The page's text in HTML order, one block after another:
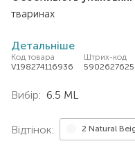
тваринах
Детальніше
Код товара
V198274116936
Штрих-код
Вибір: 6.5 ML
Відтінок: 2 Natural